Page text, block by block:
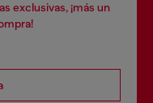
exclusivas, ¡más un